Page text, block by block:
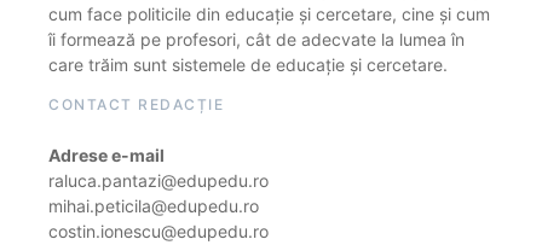
cum face politicile din educație și cercetare, cine și cum
îi formează pe profesori, cât de adecvate la lumea în
care trăim sunt sistemele de educație și cercetare.
CONTACT REDACȚIE
Adrese e-mail
raluca.pantazi@edupedu.ro
mihai.peticila@edupedu.ro
costin.ionescu@edupedu.ro